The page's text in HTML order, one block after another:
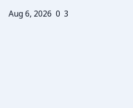
Aug 6, 2026 0 3